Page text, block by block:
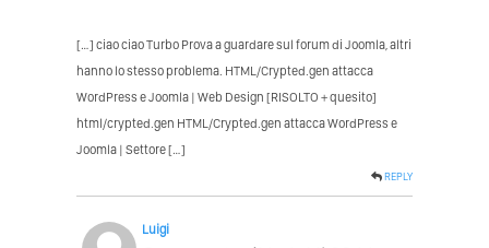
[…] ciao ciao Turbo Prova a guardare sul forum di Joomla, altri
hanno lo stesso problema. HTML/Crypted.gen attacca
WordPress e Joomla | Web Design [RISOLTO + quesito]
html/crypted.gen HTML/Crypted.gen attacca WordPress e
Joomla | Settore […]
REPLY
Luigi